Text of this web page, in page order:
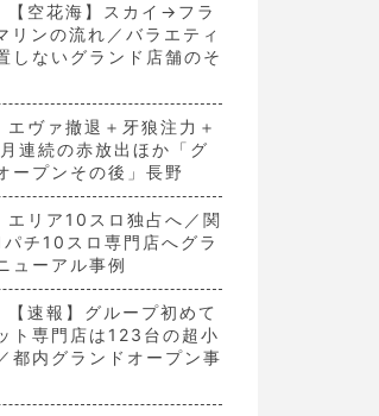
【空花海】スカイ→フラ
リンの流れ／バラエティ
しないグランド店舗のそ
ヴァ撤退＋牙狼注力＋
連続の赤放出ほか「グ
ープンその後」長野
エリア10スロ独占へ／関
チ10スロ専門店へグラ
ューアル事例
速報】グループ初めて
ト専門店は123台の超小
都内グランドオープン事